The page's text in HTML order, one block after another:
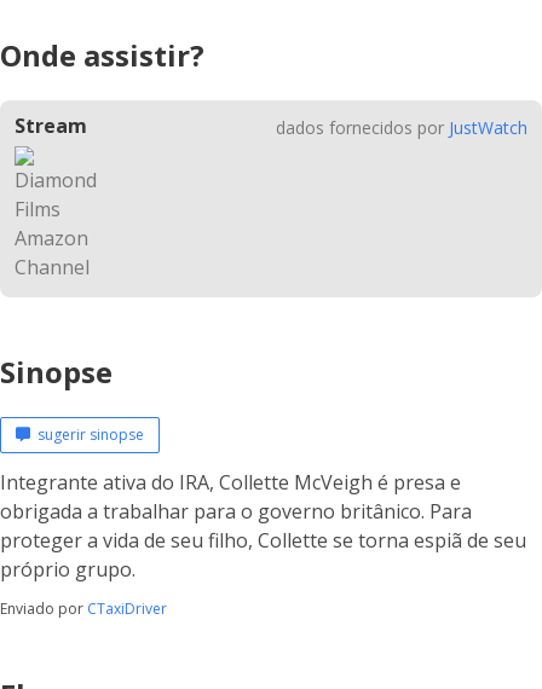
Onde assistir?
Stream dados fornecidos por JustWatch
Sinopse
sugerir sinopse
Integrante ativa do IRA, Collette McVeigh é presa e
obrigada a trabalhar para o governo britânico. Para
proteger a vida de seu filho, Collette se torna espiã de seu
próprio grupo.
Enviado por CTaxiDriver